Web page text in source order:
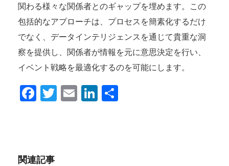
関わる様々な関係者とのギャップを埋めます。この
包括的なアプローチは、プロセスを簡素化するだけ
でなく、データインテリジェンスを通じて貴重な洞
察を提供し、関係者が情報を元に意思決定を行い、
イベント戦略を最適化するのを可能にします。
Facebook
Twitter
EmailLinkedIn
関連記事